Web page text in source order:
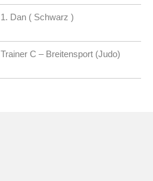
1. Dan ( Schwarz )
Trainer C – Breitensport (Judo)